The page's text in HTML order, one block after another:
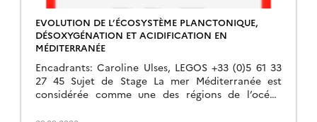
EVOLUTION DE L’ÉCOSYSTÈME PLANCTONIQUE,
DÉSOXYGÉNATION ET ACIDIFICATION EN
MÉDITERRANÉE
Encadrants: Caroline Ulses, LEGOS +33 (0)5 61 33
27 45 Sujet de Stage La mer Méditerranée est
considérée comme une des régions de l’océan